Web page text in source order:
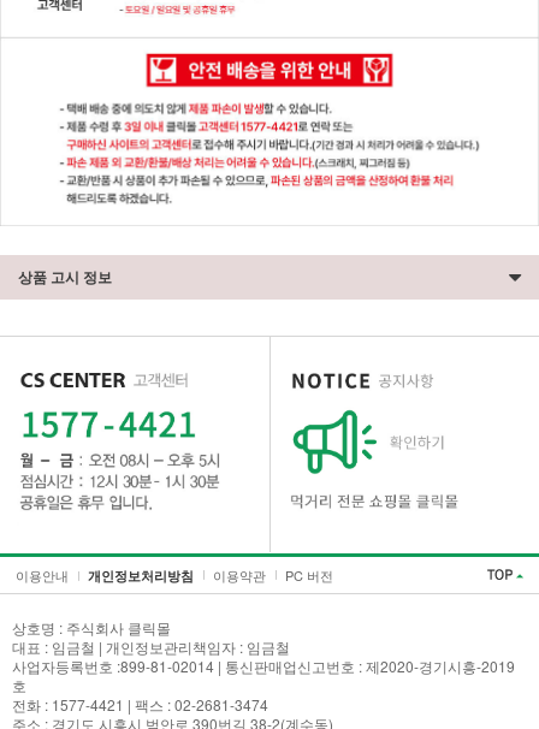
상품 고시 정보
이용안내 개인정보처리방침 이용약관 PC 버전
상호명 : 주식회사 클릭몰
대표 : 임금철 | 개인정보관리책임자 : 임금철
사업자등록번호 :899-81-02014 | 통신판매업신고번호 : 제2020-경기시흥-2019
호
전화 : 1577-4421 | 팩스 : 02-2681-3474
주소 : 경기도 시흥시 범안로 390번길 38-2(계수동)